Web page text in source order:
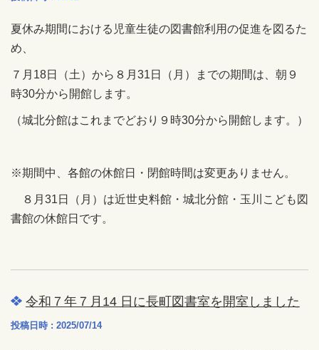
夏休み期間における児童生徒の図書館利用の促進を図るた
め、
７月18日（土）から８月31日（月）までの期間は、朝９
時30分から開館します。
（城北分館はこれまでどおり９時30分から開館します。）
※期間中、各館の休館日・閉館時間は変更ありません。
８月31日（月）は近世史料館・城北分館・玉川こども図
書館の休館日です。
令和７年７月14 日に長町図書室を開室しました
投稿日時 : 2025/07/14